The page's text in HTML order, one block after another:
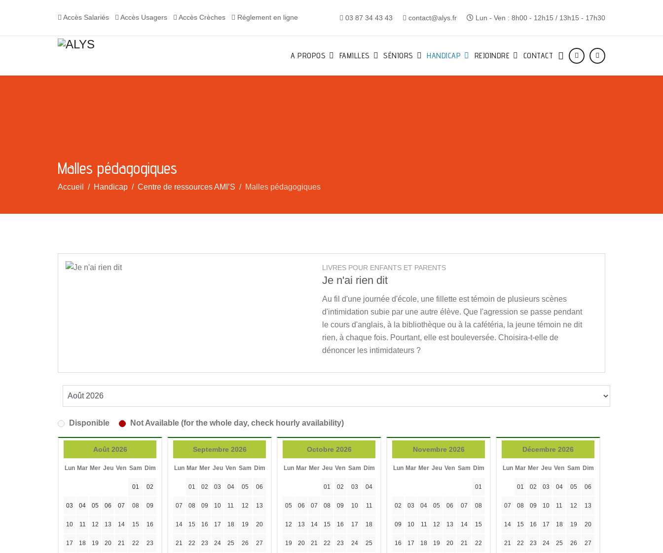
Accès Salariés Accès Usagers Accès Crèches Réglement en ligne 03 87 34 43 43 contact@alys.fr Lun - Ven : 8h00 - 12h15 / 13h15 - 17h30
A PROPOS FAMILLES SÉNIORS HANDICAP REJOINDRE CONTACT
Malles pédagogiques
Accueil Handicap Centre de ressources AMI’S Malles pédagogiques
LIVRES POUR ENFANTS ET PARENTS
Je n'ai rien dit
Au fil d'une journée d'école, une fillette est témoin de plusieurs scènes
d'intimidation subie par une autre élève. Que l'agression se passe pendant
le cours d'anglais, à la bibliothèque ou à la cafétéria, la jeune témoin ne dit
rien, à chaque fois. Pourtant, elle est bouleversée. Choisira-t-elle de
dénoncer les intimidateurs ?
Disponible Not Available (for the whole day, check hourly availability)
Août 2026
Lun Mar Mer Jeu Ven Sam Dim
01 02
03 04 05 06 07 08 09
10 11 12 13 14 15 16
17 18 19 20 21 22 23
Septembre 2026
Lun Mar Mer Jeu Ven Sam Dim
01 02 03 04 05 06
07 08 09 10 11 12 13
14 15 16 17 18 19 20
21 22 23 24 25 26 27
Octobre 2026
Lun Mar Mer Jeu Ven Sam Dim
01 02 03 04
05 06 07 08 09 10 11
12 13 14 15 16 17 18
19 20 21 22 23 24 25
Novembre 2026
Lun Mar Mer Jeu Ven Sam Dim
01
02 03 04 05 06 07 08
09 10 11 12 13 14 15
16 17 18 19 20 21 22
Décembre 2026
Lun Mar Mer Jeu Ven Sam Dim
01 02 03 04 05 06
07 08 09 10 11 12 13
14 15 16 17 18 19 20
21 22 23 24 25 26 27